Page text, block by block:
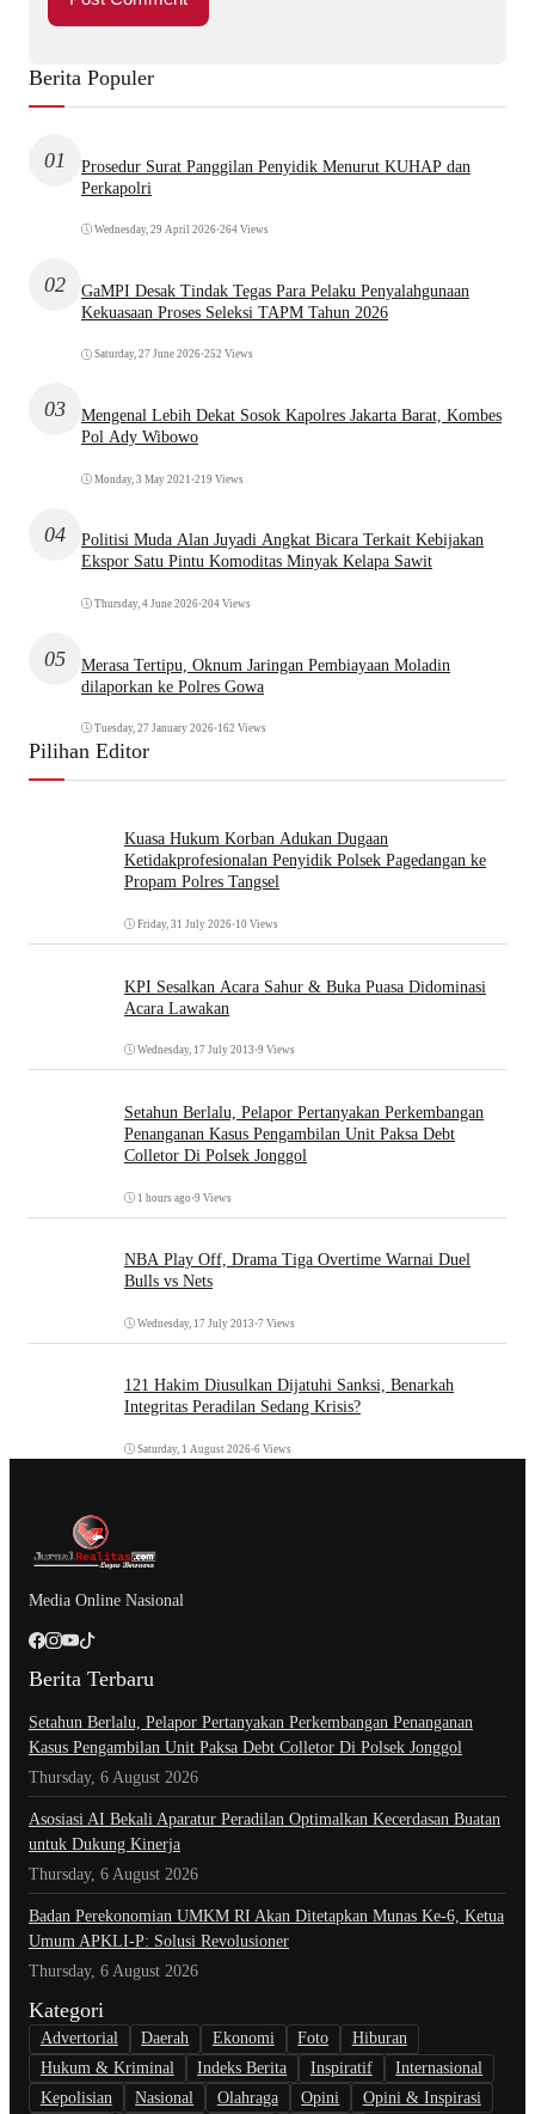
Berita Populer
01
Prosedur Surat Panggilan Penyidik Menurut KUHAP dan
Perkapolri
Wednesday, 29 April 2026•264 Views
02
GaMPI Desak Tindak Tegas Para Pelaku Penyalahgunaan
Kekuasaan Proses Seleksi TAPM Tahun 2026
Saturday, 27 June 2026•252 Views
03
Mengenal Lebih Dekat Sosok Kapolres Jakarta Barat, Kombes
Pol Ady Wibowo
Monday, 3 May 2021 •219 Views
04
Politisi Muda Alan Juyadi Angkat Bicara Terkait Kebijakan
Ekspor Satu Pintu Komoditas Minyak Kelapa Sawit
Thursday, 4 June 2026•204 Views
05
Merasa Tertipu, Oknum Jaringan Pembiayaan Moladin
dilaporkan ke Polres Gowa
Tuesday, 27 January 2026•162 Views
Pilihan Editor
Kuasa Hukum Korban Adukan Dugaan
Ketidakprofesionalan Penyidik Polsek Pagedangan ke
Propam Polres Tangsel
Friday, 31 July 2026•10 Views
KPI Sesalkan Acara Sahur & Buka Puasa Didominasi
Acara Lawakan
Wednesday, 17 July 2013 •9 Views
Setahun Berlalu, Pelapor Pertanyakan Perkembangan
Penanganan Kasus Pengambilan Unit Paksa Debt
Colletor Di Polsek Jonggol
1 hours ago •9 Views
NBA Play Off, Drama Tiga Overtime Warnai Duel
Bulls vs Nets
Wednesday, 17 July 2013 •7 Views
121 Hakim Diusulkan Dijatuhi Sanksi, Benarkah
Integritas Peradilan Sedang Krisis?
Saturday, 1 August 2026•6 Views
Media Online Nasional
Berita Terbaru
Setahun Berlalu, Pelapor Pertanyakan Perkembangan Penanganan
Kasus Pengambilan Unit Paksa Debt Colletor Di Polsek Jonggol
Thursday, 6 August 2026
Asosiasi AI Bekali Aparatur Peradilan Optimalkan Kecerdasan Buatan
untuk Dukung Kinerja
Thursday, 6 August 2026
Badan Perekonomian UMKM RI Akan Ditetapkan Munas Ke-6, Ketua
Umum APKLI-P: Solusi Revolusioner
Thursday, 6 August 2026
Kategori
Advertorial Daerah Ekonomi Foto
Hiburan
Hukum & Kriminal
Indeks Berita Inspiratif
Internasional
Kepolisian
Nasional Olahraga Opini Opini & Inspirasi